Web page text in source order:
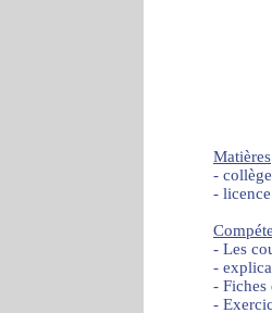
Matières
-
-
- Les
-
-
-